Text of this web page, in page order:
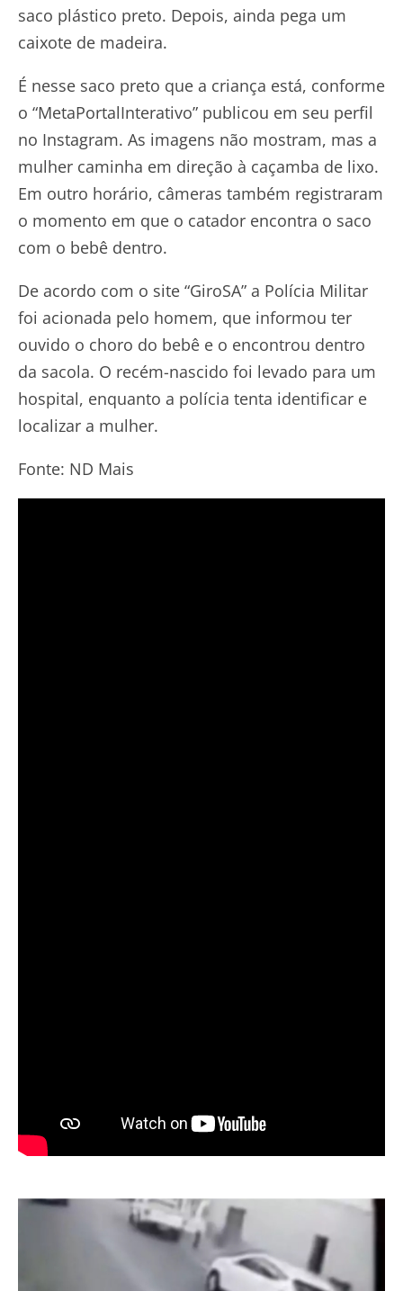
saco plástico preto. Depois, ainda pega um
caixote de madeira.
É nesse saco preto que a criança está, conforme
o “MetaPortalInterativo” publicou em seu perfil
no Instagram. As imagens não mostram, mas a
mulher caminha em direção à caçamba de lixo.
Em outro horário, câmeras também registraram
o momento em que o catador encontra o saco
com o bebê dentro.
De acordo com o site “GiroSA” a Polícia Militar
foi acionada pelo homem, que informou ter
ouvido o choro do bebê e o encontrou dentro
da sacola. O recém-nascido foi levado para um
hospital, enquanto a polícia tenta identificar e
localizar a mulher.
Fonte: ND Mais